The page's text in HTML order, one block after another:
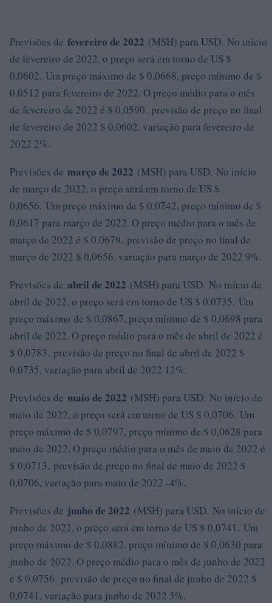
Previsões de fevereiro de 2022 (MSH) para USD. No início
de fevereiro de 2022, o preço será em torno de US $
0,0602. Um preço máximo de $ 0,0668, preço mínimo de $
0,0512 para fevereiro de 2022. O preço médio para o mês
de fevereiro de 2022 é $ 0,0590. previsão de preço no final
de fevereiro de 2022 $ 0,0602, variação para fevereiro de
2022 2%.
Previsões de março de 2022 (MSH) para USD. No início
de março de 2022, o preço será em torno de US $
0,0656. Um preço máximo de $ 0,0742, preço mínimo de $
0,0617 para março de 2022. O preço médio para o mês de
março de 2022 é $ 0,0679. previsão de preço no final de
março de 2022 $ 0,0656, variação para março de 2022 9%.
Previsões de abril de 2022 (MSH) para USD. No início de
abril de 2022, o preço será em torno de US $ 0,0735. Um
preço máximo de $ 0,0867, preço mínimo de $ 0,0698 para
abril de 2022. O preço médio para o mês de abril de 2022 é
$ 0,0783. previsão de preço no final de abril de 2022 $
0,0735, variação para abril de 2022 12%.
Previsões de maio de 2022 (MSH) para USD. No início de
maio de 2022, o preço será em torno de US $ 0,0706. Um
preço máximo de $ 0,0797, preço mínimo de $ 0,0628 para
maio de 2022. O preço médio para o mês de maio de 2022 é
$ 0,0713. previsão de preço no final de maio de 2022 $
0,0706, variação para maio de 2022 -4%.
Previsões de junho de 2022 (MSH) para USD. No início de
junho de 2022, o preço será em torno de US $ 0,0741. Um
preço máximo de $ 0,0882, preço mínimo de $ 0,0630 para
junho de 2022. O preço médio para o mês de junho de 2022
é $ 0,0756. previsão de preço no final de junho de 2022 $
0,0741, variação para junho de 2022 5%.